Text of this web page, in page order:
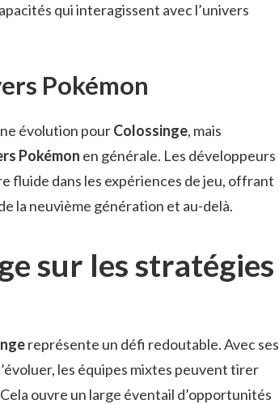
qui interagissent avec l’univers
Pokémon
évolution pourColossinge, mais
Pokémon en générale. Les développeurs
fluide dans les expériences de jeu, offrant
la neuvième génération et au-delà.
sur les stratégies
représente un défi redoutable. Avec ses
les équipes mixtes peuvent tirer
ouvre un large éventail d’opportunités